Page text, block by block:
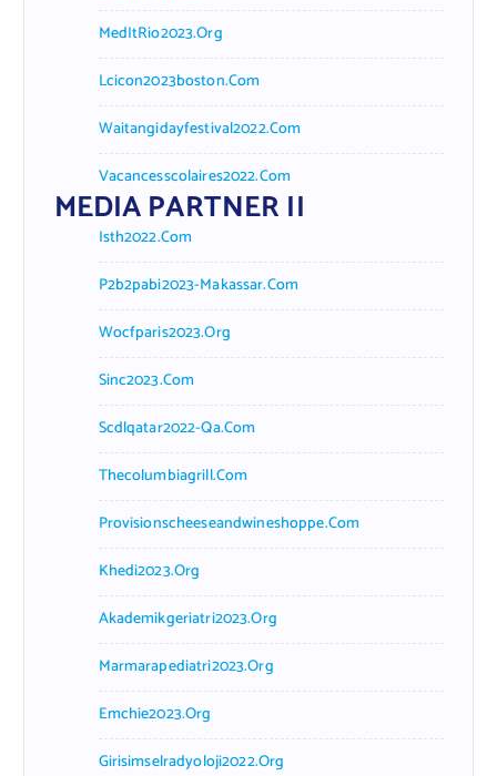
MedItRio2023.org
Lcicon2023boston.com
Waitangidayfestival2022.com
Vacancesscolaires2022.com
MEDIA PARTNER II
Isth2022.com
P2b2pabi2023-Makassar.com
Wocfparis2023.org
Sinc2023.com
Scdlqatar2022-Qa.com
Thecolumbiagrill.com
Provisionscheeseandwineshoppe.com
Khedi2023.org
Akademikgeriatri2023.org
Marmarapediatri2023.org
Emchie2023.org
Girisimselradyoloji2022.org